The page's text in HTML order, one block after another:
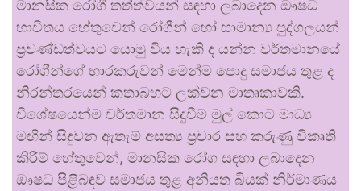
මානසික රෝගී තත්ත්වයන් සඳහා ලබාදෙන ඖෂධ
භාවිතය හේතුවෙන් රෝගීන් හෝ සාමාන්‍ය පුද්ගලයන්
ප්‍රචණ්ඩත්වයට යොමු විය හැකි ද යන්න වර්තමානයේ
රෝගීන්ගේ භාරකරුවන් මෙන්ම පොදු සමාජය තුළ ද
නිරන්තරයෙන් කතාබහට ලක්වන මාතෘකාවකි.
විශේෂයෙන්ම වර්තමාන සිදුවීම් මුල් කොට මාධ්‍ය
මඟින් සිදුවන ඇතැම් අසත්‍ය ප්‍රචාර සහ කරුණු විකෘති
කිරීම් හේතුවෙන්, මානසික රෝග සඳහා ලබාදෙන
ඖෂධ පිළිබඳව සමාජය තුළ අනියත බියක් නිර්මාණය